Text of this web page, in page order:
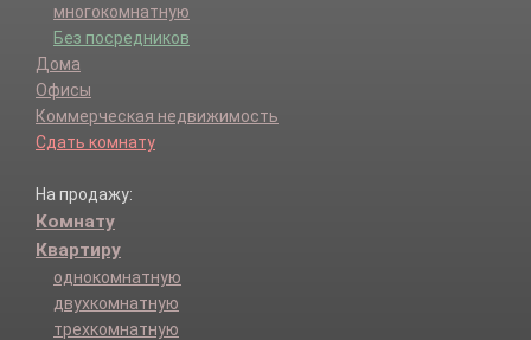
многокомнатную
Без посредников
Дома
Офисы
Коммерческая недвижимость
Сдать комнату
На продажу:
Комнату
Квартиру
однокомнатную
двухкомнатную
трехкомнатную